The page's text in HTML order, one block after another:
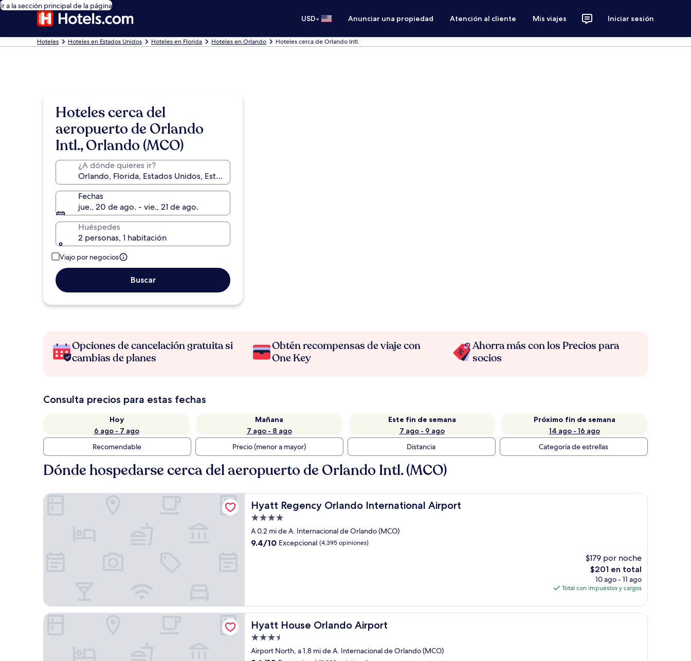
Ir a la sección principal de la página
USD• Anunciar una propiedad Atención al cliente Mis viajes Iniciar sesión
Hoteles Hoteles en Estados Unidos Hoteles en Florida Hoteles en Orlando Hoteles cerca de Orlando Intl.
Hoteles cerca del
aeropuerto de Orlando
Intl., Orlando (MCO)
¿A dónde quieres ir?
Fechas
jue., 20 de ago. - vie., 21 de ago.
Huéspedes
2 personas, 1 habitación
Viajo por negocios
Buscar
Opciones de cancelación gratuita si
cambias de planes
Obtén recompensas de viaje con
One Key
Ahorra más con los Precios para
socios
Consulta precios para estas fechas
Hoy
6 ago - 7 ago
Mañana
7 ago - 8 ago
Este fin de semana
7 ago - 9 ago
Próximo fin de semana
14 ago - 16 ago
Recomendable
Precio (menor a mayor) Distancia Categoría de estrellas
Dónde hospedarse cerca del aeropuerto de Orlando Intl. (MCO)
Hyatt Regency Orlando International Airport
Hyatt Regency Orlando International Airport
Propiedad
de
4.0
A 0.2 mi de A. Internacional de Orlando (MCO)
9.4
9.4/10 Excepcional (4,395 opiniones)
$179 por noche
El
precio
actual
de
$201
$201 en total
10 ago - 11 ago
Total con impuestos y cargos
Hyatt Regency Orlando International Airport
Hyatt House Orlando Airport
Hyatt House Orlando Airport
Propiedad
de
Airport North, a 1.8 mi de A. Internacional de Orlando (MCO)
Hyatt House Orlando Airport